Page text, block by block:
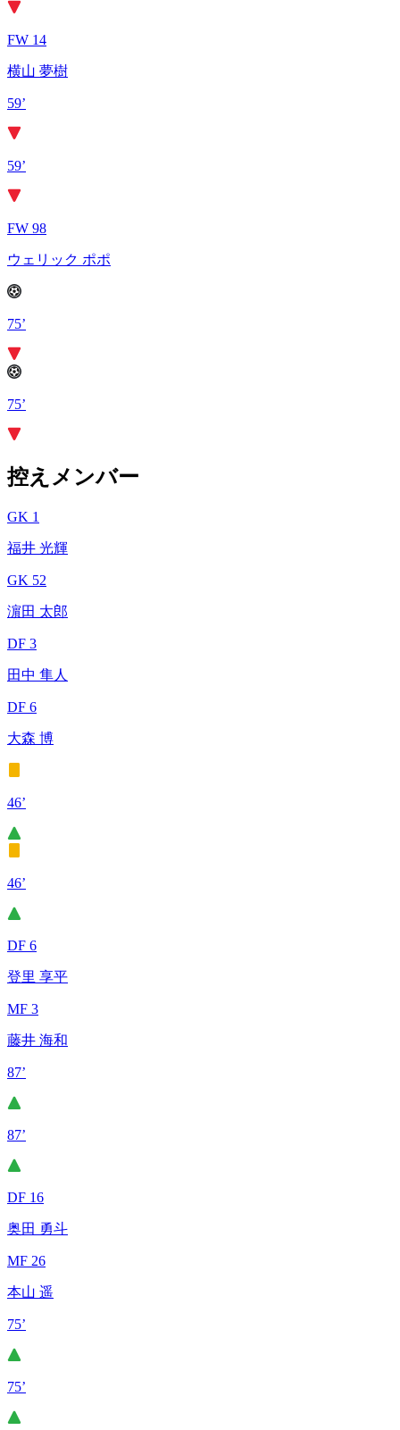
FW 14
横山 夢樹
59’
59’
FW 98
ウェリック ポポ
75’
75’
控えメンバー
GK 1
福井 光輝
GK 52
濵田 太郎
DF 3
田中 隼人
DF 6
大森 博
46’
46’
DF 6
登里 享平
MF 3
藤井 海和
87’
87’
DF 16
奥田 勇斗
MF 26
本山 遥
75’
75’